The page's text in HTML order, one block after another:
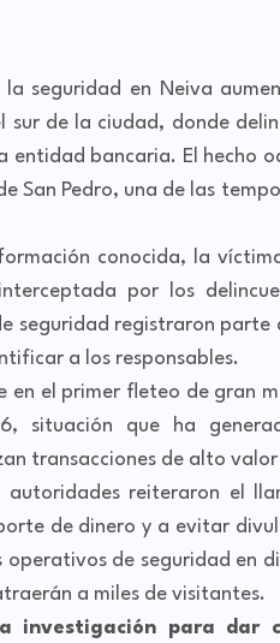
la seguridad en Neiva
sur de la ciudad, donde
entidad bancaria. El hecho
San Pedro, una de las
conocida, la
por los
seguridad registraron
a los responsables.
en el primer fleteo de
situación que ha
transacciones de alto
reiteraron el
de dinero y a evitar
operativos de seguridad en
a miles de visitantes.
investigación para dar